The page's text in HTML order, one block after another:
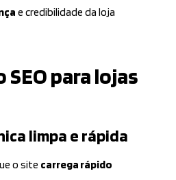
e credibilidade da loja
SEO para lojas
limpa e rápida
o site carrega rápido